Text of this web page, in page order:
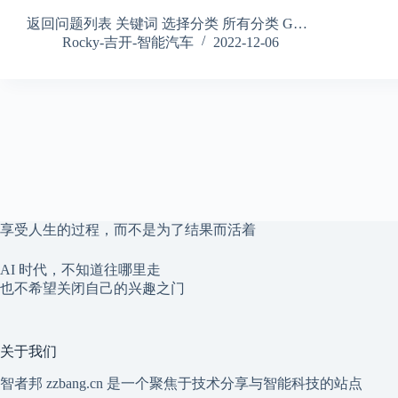
返回问题列表 关键词 选择分类 所有分类 G…
Rocky-吉开-智能汽车
2022-12-06
享受人生的过程，而不是为了结果而活着
AI 时代，不知道往哪里走
也不希望关闭自己的兴趣之门
关于我们
智者邦 zzbang.cn 是一个聚焦于技术分享与智能科技的站点